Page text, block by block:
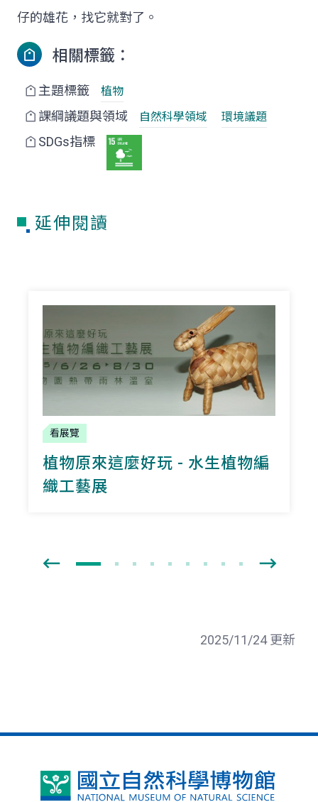
仔的雄花，找它就對了。
相關標籤：
主題標籤 植物
課綱議題與領域 自然科學領域 環境議題
SDGs指標
延伸閱讀
看展覽
植物原來這麼好玩 - 水生植物編
織工藝展
2025/11/24 更新
國